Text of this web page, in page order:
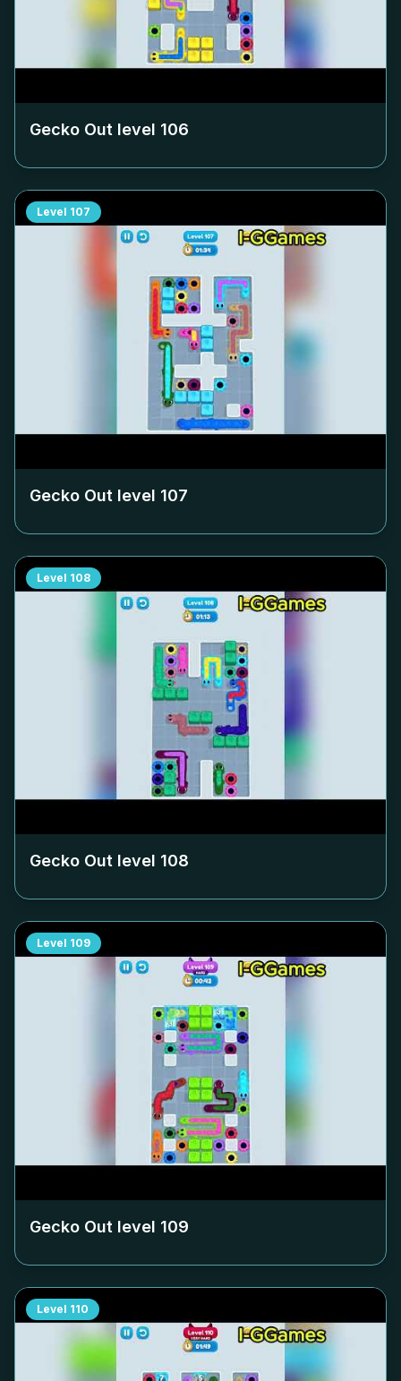
Gecko Out level 106
Level 107
Gecko Out level 107
Level 108
Gecko Out level 108
Level 109
Gecko Out level 109
Level 110